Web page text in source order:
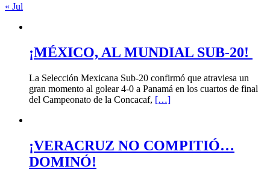
« Jul
¡MÉXICO, AL MUNDIAL SUB-20!
La Selección Mexicana Sub-20 confirmó que atraviesa un
gran momento al golear 4-0 a Panamá en los cuartos de final
del Campeonato de la Concacaf, […]
¡VERACRUZ NO COMPITIÓ…
DOMINÓ!